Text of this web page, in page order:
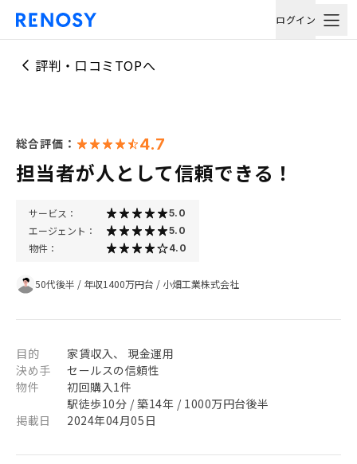
ログイン
評判・口コミTOPへ
総合評価： 4.7
担当者が人として信頼できる！
サービス： 5.0
エージェント： 5.0
物件： 4.0
50代後半 / 年収1400万円台 / 小畑工業株式会社
目的
家賃収入、 現金運用
決め手
セールスの信頼性
物件
初回購入1件
駅徒歩10分 / 築14年 / 1000万円台後半
掲載日
2024年04月05日